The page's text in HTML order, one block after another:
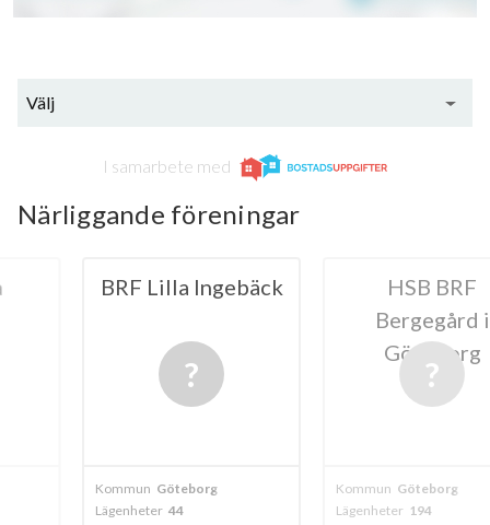
Välj
I samarbete med
Närliggande föreningar
HSB BRF
Göteborg
Kommun Göteborg
Lägenheter
BRF
Kommun
Lägenheter